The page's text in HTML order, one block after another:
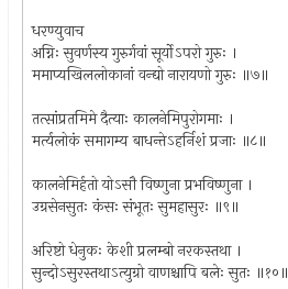
धरण्युवाच
अग्निः सुवर्णस्य गुरुर्गवां सूर्योऽपरो गुरुः ।
ममाप्यखिललोकानां वन्द्यो नारायणो गुरुः ॥७॥
तत्सांप्रतमिमे दैत्याः कालनेमिपुरोगमाः ।
मर्त्यलोकं समागम्य बाधन्तेऽहर्निशं प्रजाः ॥८॥
कालनेमिर्हतो योऽसौ विष्णुना प्रभविष्णुना ।
उग्रसेनसुतः कंसः संभूतः सुमहासुरः ॥९॥
अरिष्टो धेनुकः केशी प्रलम्बो नरकस्तथा ।
सुन्दोऽसुरस्तथाऽत्युग्रो वाणश्चापि बलेः सुतः ॥१०॥